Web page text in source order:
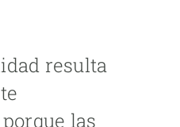
resulta
las